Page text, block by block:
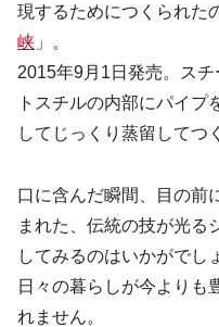
現するためにつくられた
峡 」。
2015年9月1日発売。ス
トスチルの内部にパイ
してじっくり蒸留してつ
口に含んだ瞬間、目の前
まれた、伝統の技が光る
してみるのはいかがでし
日々の暮らしが今よりも
れません。